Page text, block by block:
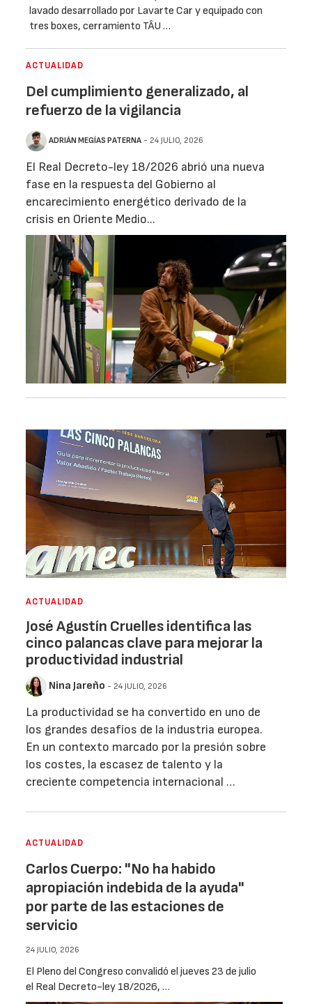
lavado desarrollado por Lavarte Car y equipado con
tres boxes, cerramiento TÂU …
ACTUALIDAD
Del cumplimiento generalizado, al
refuerzo de la vigilancia
ADRIÁN MEGÍAS PATERNA - 24 JULIO, 2026
El Real Decreto-ley 18/2026 abrió una nueva
fase en la respuesta del Gobierno al
encarecimiento energético derivado de la
crisis en Oriente Medio...
ACTUALIDAD
José Agustín Cruelles identifica las
cinco palancas clave para mejorar la
productividad industrial
Nina Jareño - 24 JULIO, 2026
La productividad se ha convertido en uno de
los grandes desafíos de la industria europea.
En un contexto marcado por la presión sobre
los costes, la escasez de talento y la
creciente competencia internacional …
ACTUALIDAD
Carlos Cuerpo: "No ha habido
apropiación indebida de la ayuda"
por parte de las estaciones de
servicio
24 JULIO, 2026
El Pleno del Congreso convalidó el jueves 23 de julio
el Real Decreto-ley 18/2026, …